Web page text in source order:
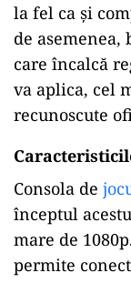
la fel ca și
de asemenea,
care încalcă
va aplica, cel
recunoscute
Consola de
începtul
mare de
permite